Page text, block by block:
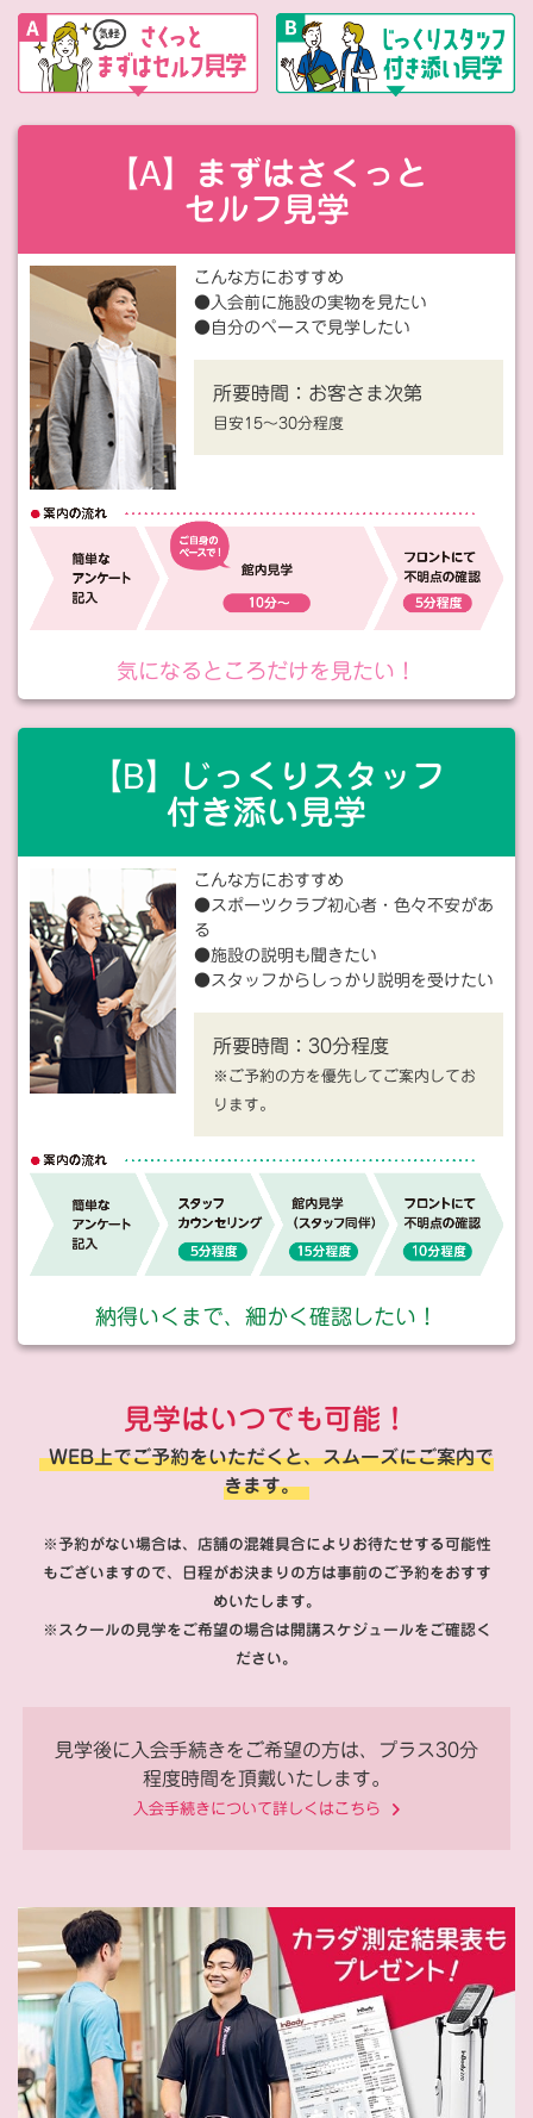
【A】まずはさくっと
セルフ見学
こんな方におすすめ
●入会前に施設の実物を見たい
●自分のペースで見学したい
所要時間： お客さま次第
目安15〜30分程度
気になるところだけを見たい！
【B】じっくりスタッフ
付き添い見学
こんな方におすすめ
●スポーツクラブ初心者・色々不安があ
る
●施設の説明も聞きたい
●スタッフからしっかり説明を受けたい
所要時間： 30分程度
※ご予約の方を優先してご案内してお
ります。
納得いくまで、細かく確認したい！
見学はいつでも可能！
WEB上でご予約をいただくと、スムーズにご案内で
きます。
※予約がない場合は、店舗の混雑具合によりお待たせする可能性
もございますので、日程がお決まりの方は事前のご予約をおすす
めいたします。
※スクールの見学をご希望の場合は開講スケジュールをご確認く
ださい。
見学後に入会手続きをご希望の方は、プラス30分
程度時間を頂戴いたします。
入会手続きについて詳しくはこちら